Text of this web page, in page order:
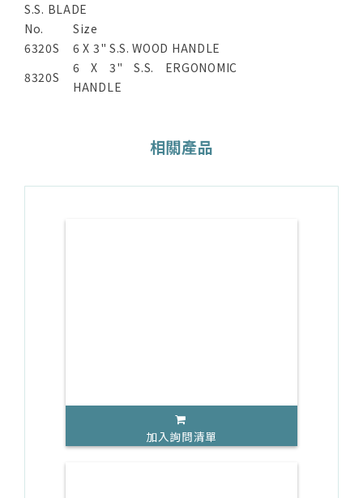
S.S. BLADE
No.
Size
6320S
6 X 3" S.S. WOOD HANDLE
8320S
6 X 3" S.S. ERGONOMIC
HANDLE
相關產品
加入詢問清單